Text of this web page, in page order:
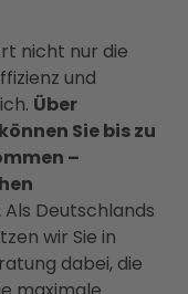
nicht nur die
und
Über
Sie bis zu
–
Als Deutschlands
wir Sie in
dabei, die